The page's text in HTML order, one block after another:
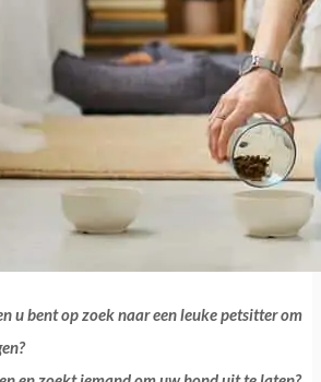
u bent op zoek naar een leuke petsitter om